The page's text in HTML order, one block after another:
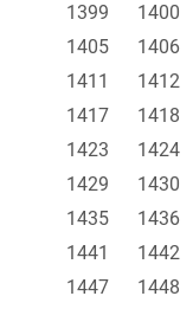
1399
1400
1405
1406
1411
1412
1417
1418
1423
1424
1429
1430
1435
1436
1441
1442
1447
1448